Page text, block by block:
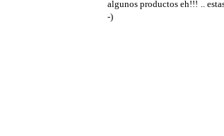
algunos productos eh!!! ..
-)